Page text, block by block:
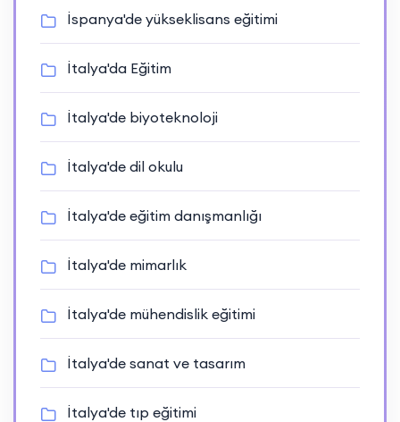
İspanya'de yükseklisans eğitimi
İtalya'da Eğitim
İtalya'de biyoteknoloji
İtalya'de dil okulu
İtalya'de eğitim danışmanlığı
İtalya'de mimarlık
İtalya'de mühendislik eğitimi
İtalya'de sanat ve tasarım
İtalya'de tıp eğitimi